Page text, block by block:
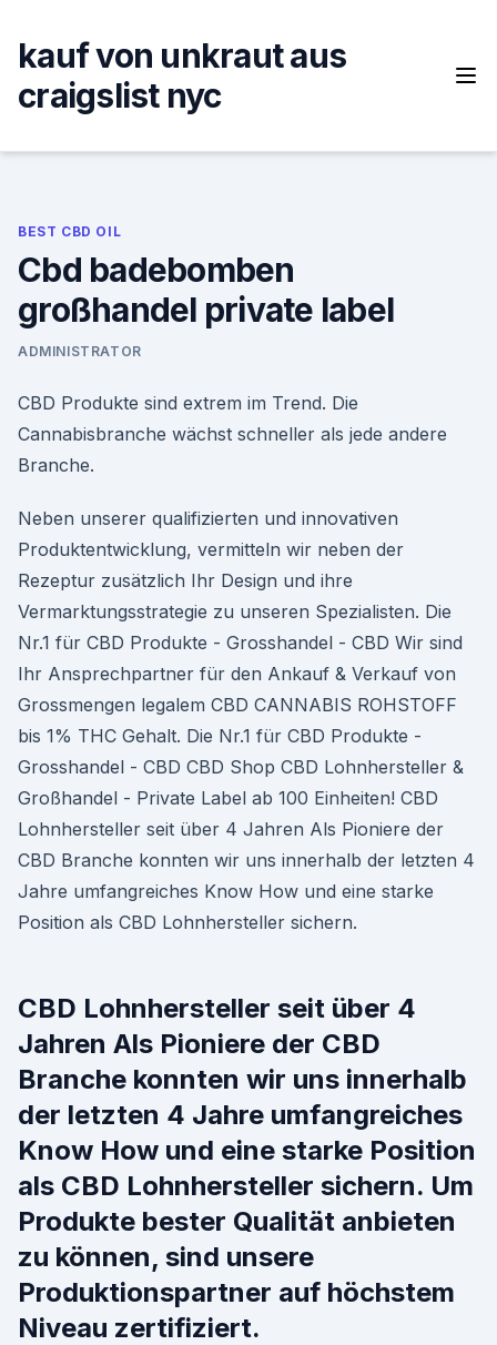
content
kauf von unkraut aus
craigslist nyc
BEST CBD OIL
Cbd badebomben
großhandel private label
ADMINISTRATOR
CBD Produkte sind extrem im Trend. Die
Cannabisbranche wächst schneller als jede andere
Branche.
Neben unserer qualifizierten und innovativen
Produktentwicklung, vermitteln wir neben der
Rezeptur zusätzlich Ihr Design und ihre
Vermarktungsstrategie zu unseren Spezialisten. Die
Nr.1 für CBD Produkte - Grosshandel - CBD Wir sind
Ihr Ansprechpartner für den Ankauf & Verkauf von
Grossmengen legalem CBD CANNABIS ROHSTOFF
bis 1% THC Gehalt. Die Nr.1 für CBD Produkte -
Grosshandel - CBD CBD Shop CBD Lohnhersteller &
Großhandel - Private Label ab 100 Einheiten! CBD
Lohnhersteller seit über 4 Jahren Als Pioniere der
CBD Branche konnten wir uns innerhalb der letzten 4
Jahre umfangreiches Know How und eine starke
Position als CBD Lohnhersteller sichern.
CBD Lohnhersteller seit über 4
Jahren Als Pioniere der CBD
Branche konnten wir uns innerhalb
der letzten 4 Jahre umfangreiches
Know How und eine starke Position
als CBD Lohnhersteller sichern. Um
Produkte bester Qualität anbieten
zu können, sind unsere
Produktionspartner auf höchstem
Niveau zertifiziert.